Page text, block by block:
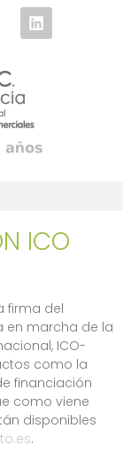
ICO
firma del
en marcha de la
ICO-
como la
financiación
como viene
disponibles
.